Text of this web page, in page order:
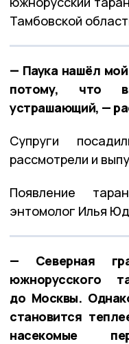
Тамбовской
— Паука нашёл
потому, что
устрашающий, —
Супруги
рассмотрели и
Появление
энтомолог Илья
— Северная
южнорусского
до Москвы.
становится
насекомые